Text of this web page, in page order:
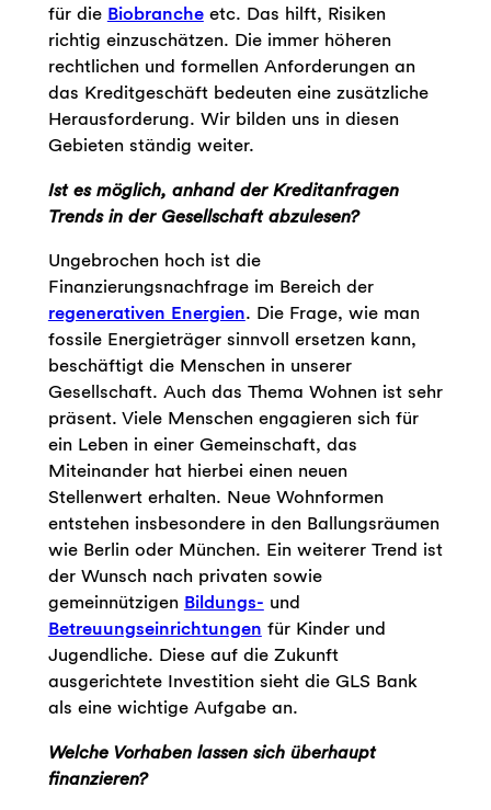
für die Biobrancheetc. Das hilft, Risiken
richtig einzuschätzen. Die immer höheren
rechtlichen und formellen Anforderungen an
das Kreditgeschäft bedeuten eine zusätzliche
Herausforderung. Wir bilden uns in diesen
Gebieten ständig weiter.
Ist es möglich, anhand der Kreditanfragen
Trends in der Gesellschaft abzulesen?
Ungebrochen hoch ist die
Finanzierungsnachfrage im Bereich der
regenerativen Energien. Die Frage, wie man
fossile Energieträger sinnvoll ersetzen kann,
beschäftigt die Menschen in unserer
Gesellschaft. Auch das Thema Wohnen ist sehr
präsent. Viele Menschen engagieren sich für
ein Leben in einer Gemeinschaft, das
Miteinander hat hierbei einen neuen
Stellenwert erhalten. Neue Wohnformen
entstehen insbesondere in den Ballungsräumen
wie Berlin oder München. Ein weiterer Trend ist
der Wunsch nach privaten sowie
gemeinnützigen Bildungs- und
Betreuungseinrichtungen für Kinder und
Jugendliche. Diese auf die Zukunft
ausgerichtete Investition sieht die GLS Bank
als eine wichtige Aufgabe an.
Welche Vorhaben lassen sich überhaupt
finanzieren?